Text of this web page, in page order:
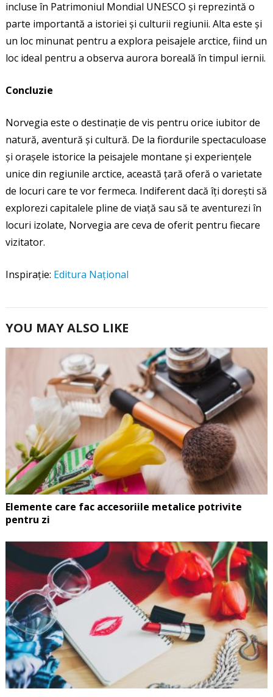
incluse în Patrimoniul Mondial UNESCO și reprezintă o
parte importantă a istoriei și culturii regiunii. Alta este și
un loc minunat pentru a explora peisajele arctice, fiind un
loc ideal pentru a observa aurora boreală în timpul iernii.
Concluzie
Norvegia este o destinație de vis pentru orice iubitor de
natură, aventură și cultură. De la fiordurile spectaculoase
și orașele istorice la peisajele montane și experiențele
unice din regiunile arctice, această țară oferă o varietate
de locuri care te vor fermeca. Indiferent dacă îți dorești să
explorezi capitalele pline de viață sau să te aventurezi în
locuri izolate, Norvegia are ceva de oferit pentru fiecare
vizitator.
Inspirație: Editura Național
YOU MAY ALSO LIKE
Elemente care fac accesoriile metalice potrivite
pentru zi